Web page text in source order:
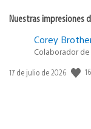
Nuestras impresiones
Corey
Colaborador
Fecha
17 de julio de 2026 16